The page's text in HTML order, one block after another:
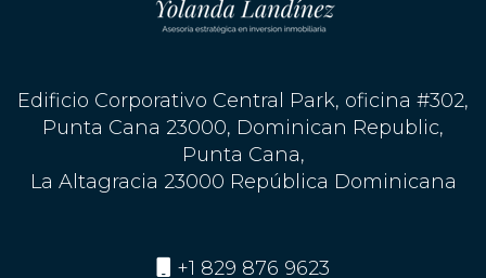
Edificio Corporativo Central Park, oficina #302,
Punta Cana 23000, Dominican Republic,
Punta Cana,
La Altagracia 23000 República Dominicana
+1 829 876 9623